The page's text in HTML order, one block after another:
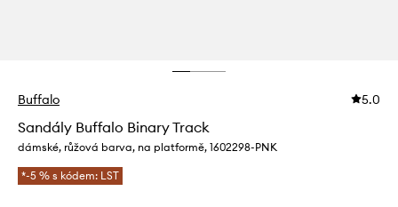
Buffalo 5.0
Sandály Buffalo Binary Track
dámské, růžová barva, na platformě, 1602298-PNK
*-5 % s kódem: LST